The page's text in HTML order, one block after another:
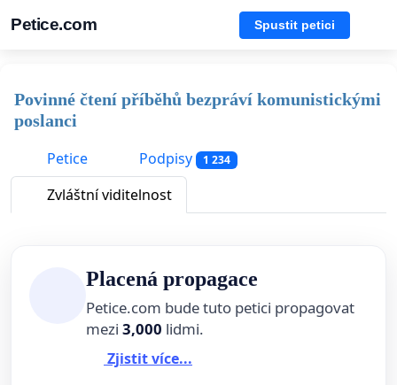
Petice.com Spustit petici
Povinné čtení příběhů bezpráví komunistickými
poslanci
Petice
Podpisy 1 234
Zvláštní viditelnost
Placená propagace
Petice.com bude tuto petici propagovat
mezi 3,000 lidmi.
Zjistit více...